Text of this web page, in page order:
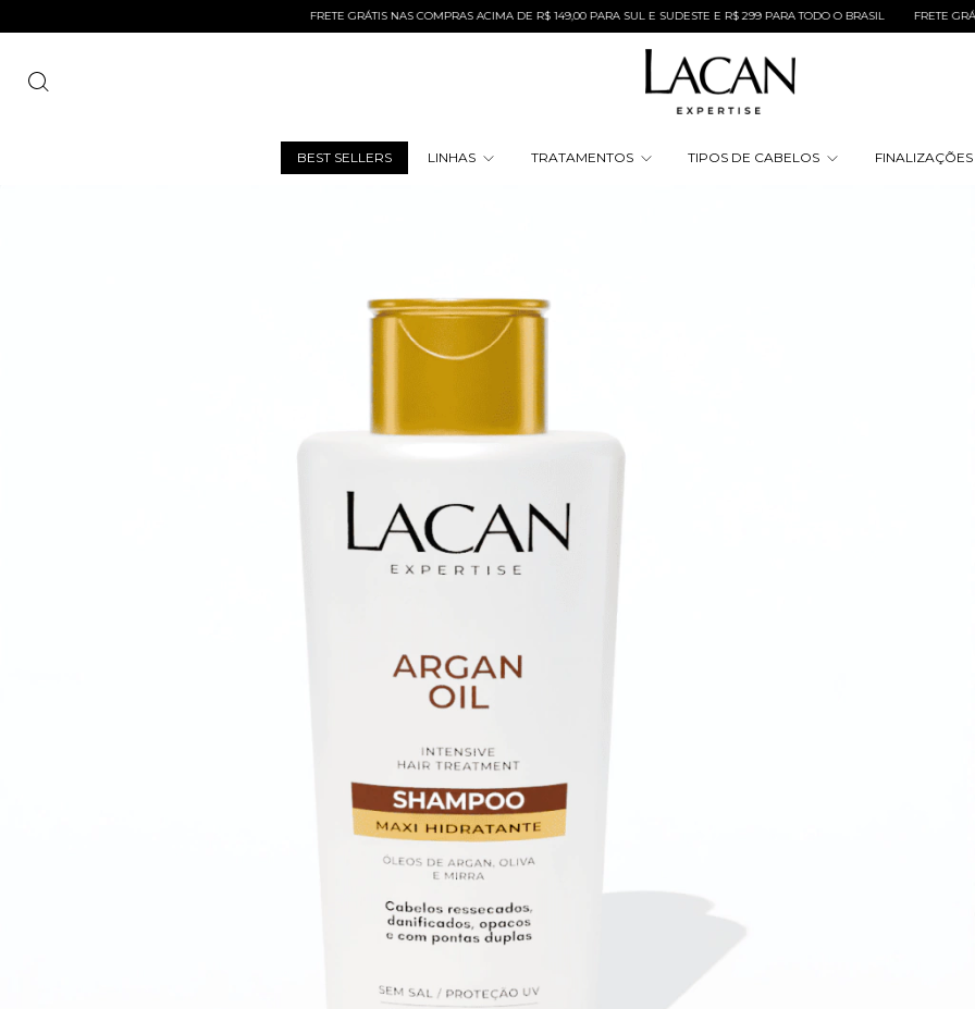
FRETE GRÁTIS NAS COMPRAS ACIMA DE R$ 149,00 PARA SUL E SUDESTE E R$ 299 PARA TODO O BRASIL FRETE GRÁTIS NAS
BEST SELLERS LINHAS TRATAMENTOS TIPOS DE CABELOS FINALIZAÇÕES